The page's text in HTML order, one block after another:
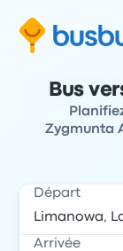
Bus
Zygmunta
Départ
Arrivée